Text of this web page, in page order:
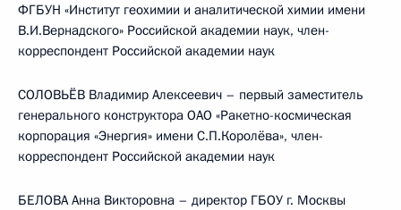
ФГБУН «Институт геохимии и аналитической химии имени
В.И.Вернадского» Российской академии наук, член-
корреспондент Российской академии наук
СОЛОВЬЁВ Владимир Алексеевич – первый заместитель
генерального конструктора ОАО «Ракетно-космическая
корпорация «Энергия» имени С.П.Королёва», член-
корреспондент Российской академии наук
БЕЛОВА Анна Викторовна – директор ГБОУ г. Москвы